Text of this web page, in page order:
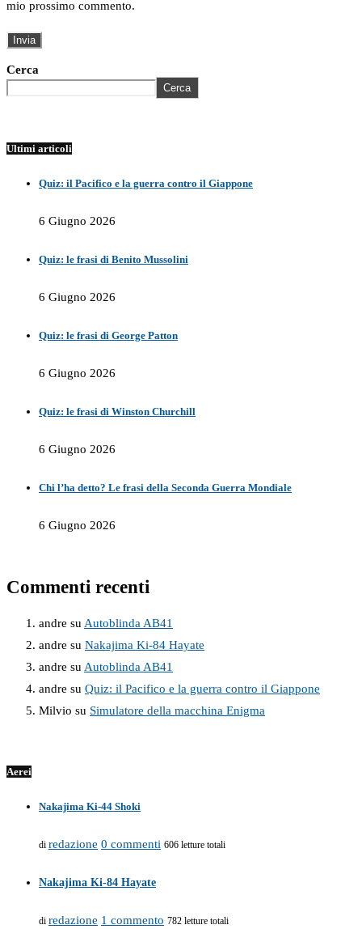
mio prossimo commento.
Cerca
Cerca
Ultimi articoli
Quiz: il Pacifico e la guerra contro il Giappone
6 Giugno 2026
Quiz: le frasi di Benito Mussolini
6 Giugno 2026
Quiz: le frasi di George Patton
6 Giugno 2026
Quiz: le frasi di Winston Churchill
6 Giugno 2026
Chi l’ha detto? Le frasi della Seconda Guerra Mondiale
6 Giugno 2026
Commenti recenti
andre su Autoblinda AB41
andre su Nakajima Ki-84 Hayate
andre su Autoblinda AB41
andre su Quiz: il Pacifico e la guerra contro il Giappone
Milvio su Simulatore della macchina Enigma
Aerei
Nakajima Ki-44 Shoki
di redazione 0 commenti 606 letture totali
Nakajima Ki-84 Hayate
di redazione 1 commento 782 letture totali